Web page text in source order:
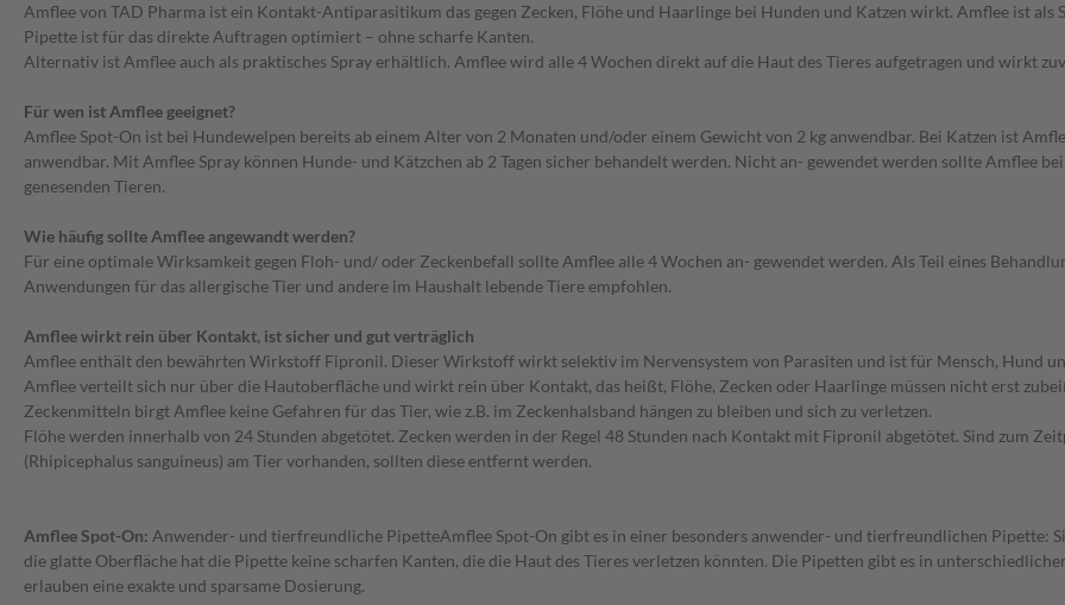
Amflee von TAD Pharma ist ein Kontakt-Antiparasitikum das gegen Zecken, Flöhe und Haarlinge bei Hunden und Katzen wirkt. Amflee ist
Pipette ist für das direkte Auftragen optimiert – ohne scharfe Kanten.
Alternativ ist Amflee auch als praktisches Spray erhältlich. Amflee wird alle 4 Wochen direkt auf die Haut des Tieres aufgetragen und wirkt
Für wen ist Amflee geeignet?
Amflee Spot-On ist bei Hundewelpen bereits ab einem Alter von 2 Monaten und/oder einem Gewicht von 2 kg anwendbar. Bei Katzen ist
anwendbar. Mit Amflee Spray können Hunde- und Kätzchen ab 2 Tagen sicher behandelt werden. Nicht an- gewendet werden sollte Amflee
genesenden Tieren.
Wie häufig sollte Amflee angewandt werden?
Für eine optimale Wirksamkeit gegen Floh- und/ oder Zeckenbefall sollte Amflee alle 4 Wochen an- gewendet werden. Als Teil eines
Anwendungen für das allergische Tier und andere im Haushalt lebende Tiere empfohlen.
Amflee wirkt rein über Kontakt, ist sicher und gut verträglich
Amflee enthält den bewährten Wirkstoff Fipronil. Dieser Wirkstoff wirkt selektiv im Nervensystem von Parasiten und ist für Mensch, Hund
Amflee verteilt sich nur über die Hautoberfläche und wirkt rein über Kontakt, das heißt, Flöhe, Zecken oder Haarlinge müssen nicht erst
Zeckenmitteln birgt Amflee keine Gefahren für das Tier, wie z.B. im Zeckenhalsband hängen zu bleiben und sich zu verletzen.
Flöhe werden innerhalb von 24 Stunden abgetötet. Zecken werden in der Regel 48 Stunden nach Kontakt mit Fipronil abgetötet. Sind zum
(Rhipicephalus sanguineus) am Tier vorhanden, sollten diese entfernt werden.
Amflee Spot-On: Anwender- und tierfreundliche PipetteAmflee Spot-On gibt es in einer besonders anwender- und tierfreundlichen Pipette:
die glatte Oberfläche hat die Pipette keine scharfen Kanten, die die Haut des Tieres verletzen könnten. Die Pipetten gibt es in
erlauben eine exakte und sparsame Dosierung.